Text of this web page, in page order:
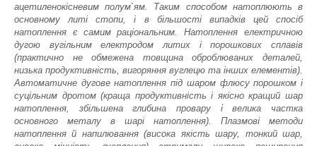
ацетиленокісневим полум`ям. Таким способом натоплюють в
основному литі стопи, і в більшості випадків цей спосіб
натоплення є самим раціональним. Натоплення електричною
дугою вугільним електродом литих і порошкових сплавів
(практично не обмежена товщина оброблюваних деталей,
низька продуктивність, вигоряння вуглецю та інших елементів).
Автоматичне дугове натоплення під шаром флюсу порошком і
суцільним дротом (краща продуктивність і якісно кращий шар
натоплення, збільшена глибина провару і велика частка
основного металу в шарі натоплення). Плазмові методи
натоплення й напилювання (висока якість шару, тонкий шар,